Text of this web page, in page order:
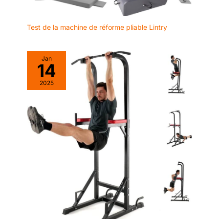
Test de la machine de réforme pliable Lintry
Jan
14
2025